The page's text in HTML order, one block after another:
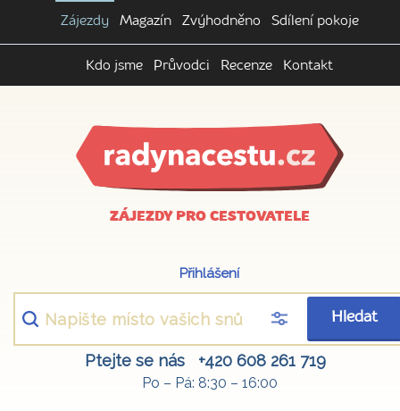
Zájezdy Magazín Zvýhodněno Sdílení pokoje
Kdo jsme Průvodci Recenze Kontakt
ZÁJEZDY PRO CESTOVATELE
Přihlášení
Hledat
Ptejte se nás +420 608 261 719
Po – Pá: 8:30 – 16:00